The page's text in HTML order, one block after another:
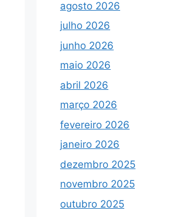
agosto 2026
julho 2026
junho 2026
maio 2026
abril 2026
março 2026
fevereiro 2026
janeiro 2026
dezembro 2025
novembro 2025
outubro 2025